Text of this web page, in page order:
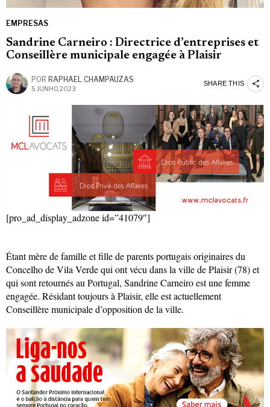
EMPRESAS
Sandrine Carneiro : Directrice d’entreprises et
Conseillère municipale engagée à Plaisir
POR RAPHAEL CHAMPAUZAS
5 JUNHO, 2023
SHARE THIS
[pro_ad_display_adzone id=”41079″]
Étant mère de famille et fille de parents portugais originaires du
Concelho de Vila Verde qui ont vécu dans la ville de Plaisir (78) et
qui sont retournés au Portugal, Sandrine Carneiro est une femme
engagée. Résidant toujours à Plaisir, elle est actuellement
Conseillère municipale d’opposition de la ville.